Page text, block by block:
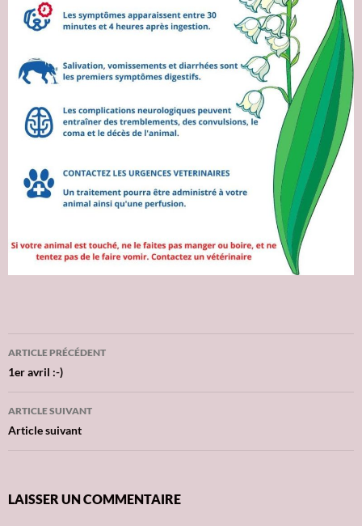
Navigation
des
articles
ARTICLE PRÉCÉDENT
1er avril :-)
ARTICLE SUIVANT
Article suivant
LAISSER UN COMMENTAIRE